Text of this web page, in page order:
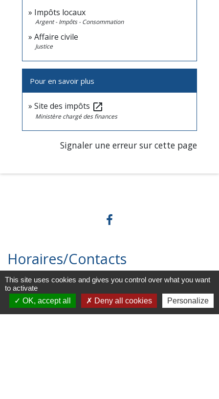
Impôts locaux
Argent - Impôts - Consommation
Affaire civile
Justice
Pour en savoir plus
Site des impôts open_in_new
Ministère chargé des finances
Signaler une erreur sur cette page
Horaires/Contacts
Commune de Barjouville
1, rue Jean Moulin
28630 Barjouville - FRANCE
This site uses cookies and gives you control over what you want
to activate
OK, accept all
Deny all cookies Personalize